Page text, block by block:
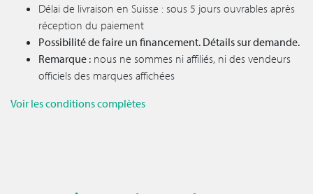
Délai de livraison en Suisse : sous 5 jours ouvrables après
réception du paiement
Possibilité de faire un financement. Détails sur demande.
Remarque : nous ne sommes ni affiliés, ni des vendeurs
officiels des marques affichées
Voir les conditions complètes